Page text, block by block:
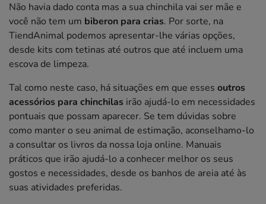
Não havia dado conta mas a sua chinchila vai ser mãe e
você não tem um biberon para crias. Por sorte, na
TiendAnimal podemos apresentar-lhe várias opções,
desde kits com tetinas até outros que até incluem uma
escova de limpeza.
Tal como neste caso, há situações em que esses outros
acessórios para chinchilas irão ajudá-lo em necessidades
pontuais que possam aparecer. Se tem dúvidas sobre
como manter o seu animal de estimação, aconselhamo-lo
a consultar os livros da nossa loja online. Manuais
práticos que irão ajudá-lo a conhecer melhor os seus
gostos e necessidades, desde os banhos de areia até às
suas atividades preferidas.